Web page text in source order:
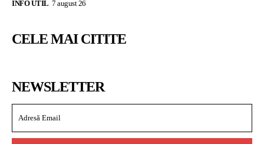
INFO UTIL 7 august 26
CELE MAI CITITE
NEWSLETTER